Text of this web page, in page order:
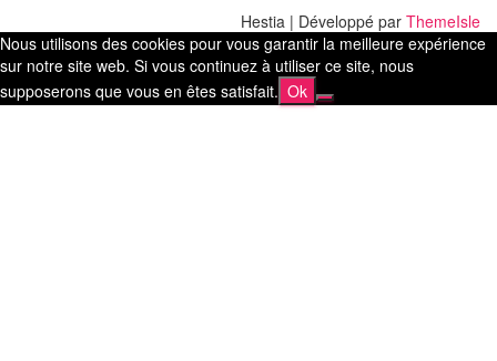
Hestia | Développé par ThemeIsle
Nous utilisons des cookies pour vous garantir la meilleure expérience
sur notre site web. Si vous continuez à utiliser ce site, nous
supposerons que vous en êtes satisfait. Ok